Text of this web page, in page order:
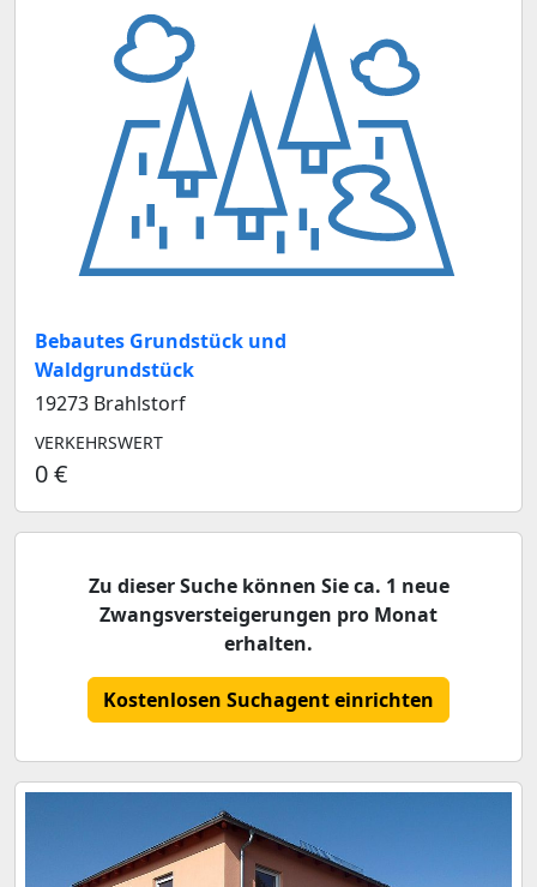
Bebautes Grundstück und
Waldgrundstück
19273 Brahlstorf
VERKEHRSWERT
0 €
Zu dieser Suche können Sie ca. 1 neue
Zwangsversteigerungen pro Monat
erhalten.
Kostenlosen Suchagent einrichten